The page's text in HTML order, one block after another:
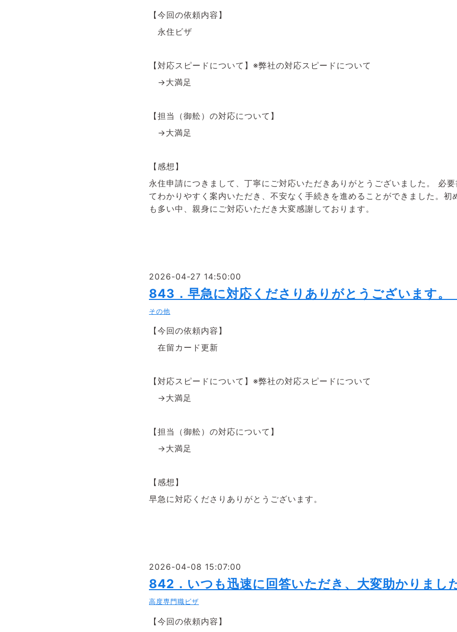
【今回の依頼内容】
永住ビザ
【対応スピードについて】※弊社の対応スピードについて
→大満足
【担当（御舩）の対応について】
→大満足
【感想】
永住申請につきまして、丁寧にご対応いただきありがとうございました。 必
てわかりやすく案内いただき、不安なく手続きを進めることができました。初
も多い中、親身にご対応いただき大変感謝しております。
2026-04-27 14:50:00
843．早急に対応くださりありがとうございます。
その他
【今回の依頼内容】
在留カード更新
【対応スピードについて】※弊社の対応スピードについて
→大満足
【担当（御舩）の対応について】
→大満足
【感想】
早急に対応くださりありがとうございます。
2026-04-08 15:07:00
842．いつも迅速に回答いただき、大変助かりまし
高度専門職ビザ
【今回の依頼内容】